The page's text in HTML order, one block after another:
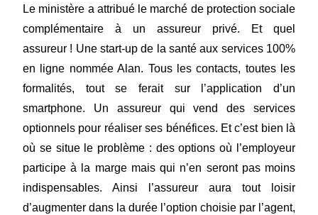
Le ministère a attribué le marché de protection sociale
complémentaire à un assureur privé. Et quel
assureur ! Une start-up de la santé aux services 100%
en ligne nommée Alan. Tous les contacts, toutes les
formalités, tout se ferait sur l’application d’un
smartphone. Un assureur qui vend des services
optionnels pour réaliser ses bénéfices. Et c’est bien là
où se situe le problème : des options où l’employeur
participe à la marge mais qui n’en seront pas moins
indispensables. Ainsi l’assureur aura tout loisir
d’augmenter dans la durée l’option choisie par l’agent,